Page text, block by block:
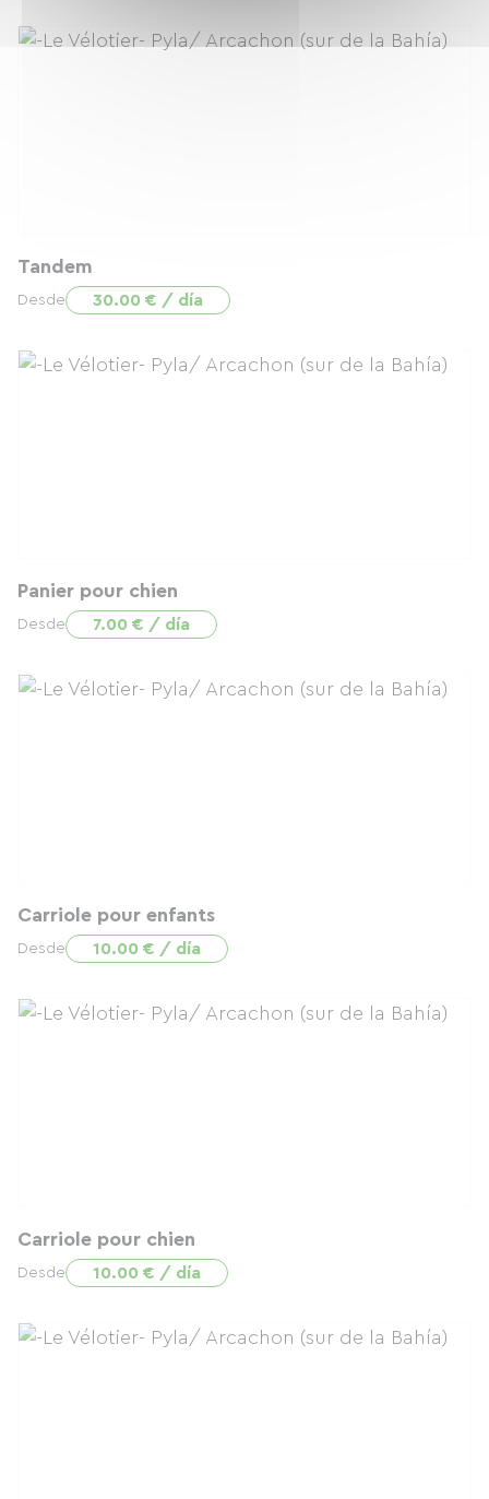
Tandem
Desde 30.00 € / día
Panier pour chien
Desde 7.00 € / día
Carriole pour enfants
Desde 10.00 € / día
Carriole pour chien
Desde 10.00 € / día